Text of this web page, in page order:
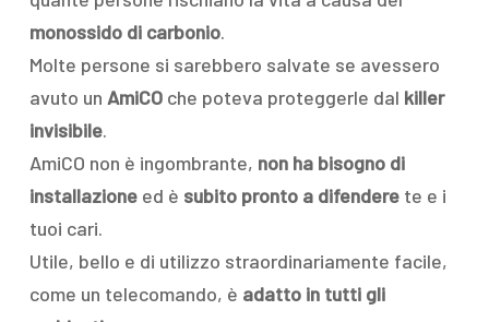
monossido di carbonio.
Molte persone si sarebbero salvate se avessero
avuto un AmiCOche poteva proteggerle dal killer
invisibile.
AmiCO non è ingombrante, non ha bisogno di
installazioneed è subito pronto a difenderete e i
tuoi cari.
Utile, bello e di utilizzo straordinariamente facile,
come un telecomando, è adatto in tutti gli